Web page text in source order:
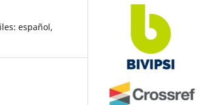
español,